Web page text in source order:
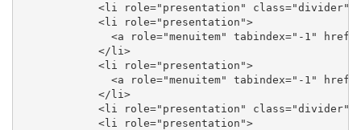
<li role="presentation"
            <li role="presentation">
<a role="menuitem" tabindex="-1"
            </li>
            <li role="presentation">
<a role="menuitem" tabindex="-1"
            </li>
<li role="presentation"
            <li role="presentation">